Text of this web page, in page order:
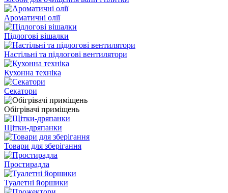
Ароматичні олії
Підлогові вішалки
Настільні та підлогові вентилятори
Кухонна техніка
Секатори
Обігрівачі приміщень
Щітки-дряпанки
Товари для зберігання
Простирадла
Туалетні йоршики